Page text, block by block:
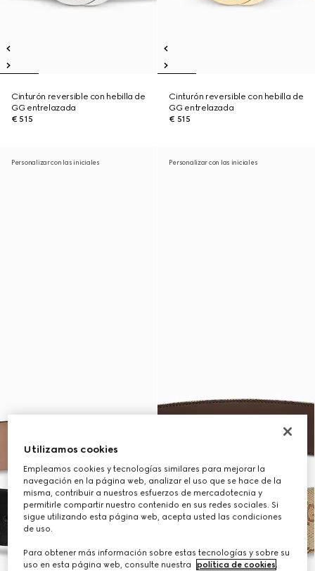
Cinturón reversible con hebilla de
GG entrelazada
€ 515
Cinturón reversible con hebilla de
GG entrelazada
€ 515
Personalizar con las iniciales Personalizar con las iniciales
Utilizamos cookies
Empleamos cookies y tecnologías similares para mejorar la
navegación en la página web, analizar el uso que se hace de la
misma, contribuir a nuestros esfuerzos de mercadotecnia y
permitirle compartir nuestro contenido en sus redes sociales. Si
sigue utilizando esta página web, acepta usted las condiciones
de uso.
Para obtener más información sobre estas tecnologías y sobre su
uso en esta página web, consulte nuestra
política de cookies.